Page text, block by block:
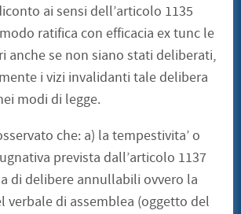
ai sensi dell’articolo 1135
ratifica con efficacia ex tunc le
anche se non siano stati deliberati,
i vizi invalidanti tale delibera
modi di legge.
che: a) la tempestivita’ o
prevista dall’articolo 1137
di delibere annullabili ovvero la
verbale di assemblea (oggetto del